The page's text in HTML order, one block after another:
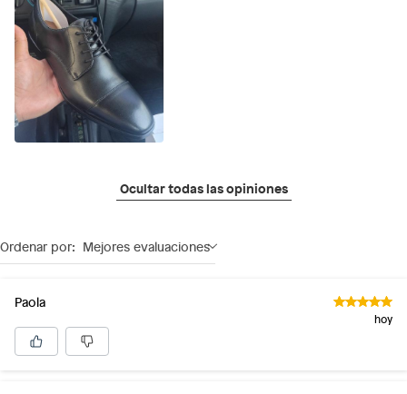
Ocultar todas las opiniones
Ordenar por: Mejores evaluaciones
Paola
hoy